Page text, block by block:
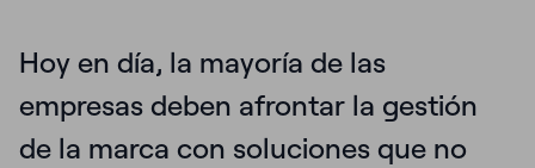
Hoy en día, la mayoría de las
empresas deben afrontar la gestión
de la marca con soluciones que no